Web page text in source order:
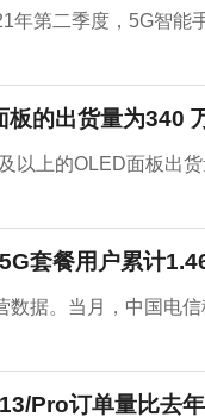
年第二季度，5G智能
的出货量为340
以上的OLED面板出
套餐用户累计
数据。当月，中国电
Pro订单量比去